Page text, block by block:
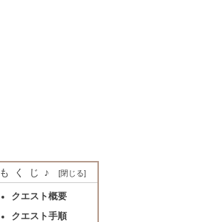
もくじ♪
クエスト概要
クエスト手順